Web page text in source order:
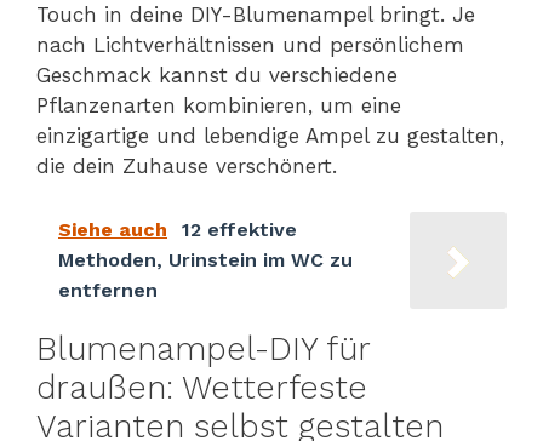
Touch in deine DIY-Blumenampel bringt. Je
nach Lichtverhältnissen und persönlichem
Geschmack kannst du verschiedene
Pflanzenarten kombinieren, um eine
einzigartige und lebendige Ampel zu gestalten,
die dein Zuhause verschönert.
Siehe auch
12 effektive
Methoden, Urinstein im WC zu
entfernen
Blumenampel-DIY für
draußen: Wetterfeste
Varianten selbst gestalten